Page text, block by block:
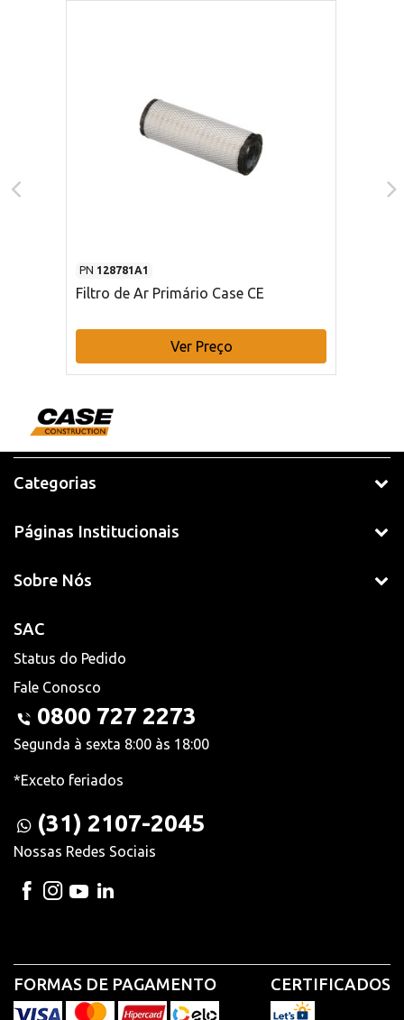
PN 128781A1
Filtro de Ar Primário Case CE
Ver Preço
Categorias
Páginas Institucionais
Sobre Nós
SAC
Status do Pedido
Fale Conosco
0800 727 2273
Segunda à sexta 8:00 às 18:00
*Exceto feriados
(31) 2107-2045
Nossas Redes Sociais
FORMAS DE PAGAMENTO CERTIFICADOS